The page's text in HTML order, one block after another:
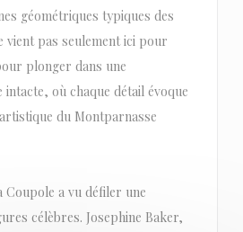
géométriques typiques des
vient pas seulement ici pour
plonger dans une
où chaque détail évoque
du Montparnasse
a vu défiler une
célèbres. Josephine Baker,